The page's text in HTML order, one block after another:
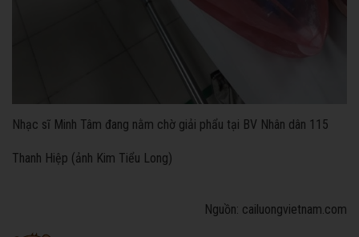
Nhạc sĩ Minh Tâm đang nằm chờ giải phẩu tại BV Nhân dân 115
Thanh Hiệp (ảnh Kim Tiểu Long)
Nguồn: cailuongvietnam.com